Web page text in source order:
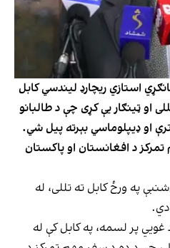
استازي ریچارډ لیندسي کابل
او ټینګار یې کړی چې د طالبانو
او ډیپلوماسي بېرته پیل شي.
د افغانستان او پاکستان
په ورځ کابل ته تللی، له
دي.
پر لسمه، په کابل کې له